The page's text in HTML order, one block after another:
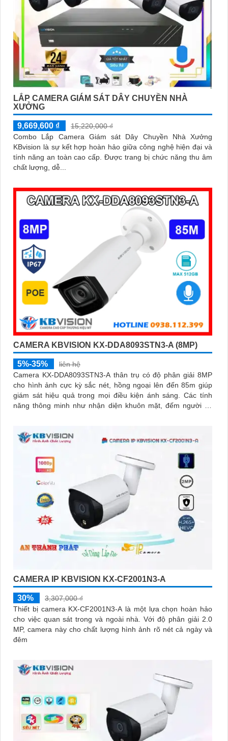
LẮP CAMERA GIÁM SÁT DÂY CHUYỀN NHÀ
XƯỞNG
9,669,600 ₫
15,220,000 ₫
Combo Lắp Camera Giám sát Dây Chuyền Nhà Xưởng
KBvision là sự kết hợp hoàn hảo giữa công nghệ hiện đại và
tính năng an toàn cao cấp. Được trang bị chức năng thu âm
chất lượng, dễ...
CAMERA KBVISION KX-DDA8093STN3-A (8MP)
5%-35%
liên hệ
Camera KX-DDA8093STN3-A thân trụ có độ phân giải 8MP
cho hình ảnh cực kỳ sắc nét, hồng ngoại lên đến 85m giúp
giám sát hiệu quả trong mọi điều kiện ánh sáng. Các tính
năng thông minh như nhận diện khuôn mặt, đếm người và
và hỗ trợ PoE, camera đảm bảo hoạt động ổn định
CAMERA IP KBVISION KX-CF2001N3-A
30%
3,307,000 ₫
Thiết bị camera KX-CF2001N3-A là một lựa chọn hoàn hảo
cho việc quan sát trong và ngoài nhà. Với độ phân giải 2.0
MP, camera này cho chất lượng hình ảnh rõ nét cả ngày và
đêm